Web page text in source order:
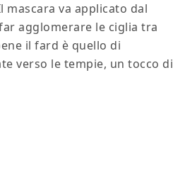
mascara va applicato dal
agglomerare le ciglia tra
il fard è quello di
verso le tempie, un tocco di